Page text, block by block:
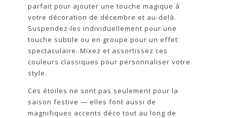
parfait pour ajouter une touche magique à
votre décoration de décembre et au-delà.
Suspendez-les individuellement pour une
touche subtile ou en groupe pour un effet
spectaculaire. Mixez et assortissez ces
couleurs classiques pour personnaliser votre
style.
Ces étoiles ne sont pas seulement pour la
saison festive — elles font aussi de
magnifiques accents déco tout au long de